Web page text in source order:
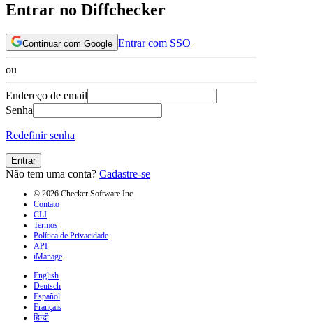
Entrar no Diffchecker
Continuar com Google Entrar com SSO
ou
Endereço de email
Senha
Redefinir senha
Entrar
Não tem uma conta? Cadastre-se
© 2026 Checker Software Inc.
Contato
CLI
Termos
Política de Privacidade
API
iManage
English
Deutsch
Español
Français
हिन्दी